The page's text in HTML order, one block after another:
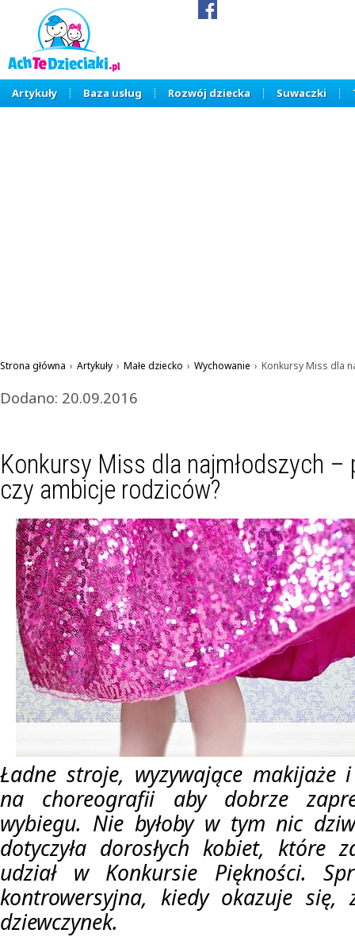
Artykuły Baza usług Rozwój dziecka Suwaczki
Strona główna › Artykuły › Małe dziecko › Wychowanie › Konkursy Miss dla
Dodano: 20.09.2016
Konkursy Miss dla najmłodszych –
czy ambicje rodziców?
Ładne stroje, wyzywające makijaże
na choreografii aby dobrze
wybiegu. Nie byłoby w tym nic
dotyczyła dorosłych kobiet, które
udział w Konkursie Piękności.
kontrowersyjna, kiedy okazuje się,
dziewczynek.